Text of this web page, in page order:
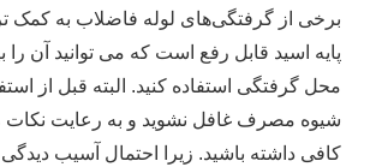
برخی از گرفتگی‌های لوله فاضلاب به کمک
پایه اسید قابل رفع است که می توانید آن را
محل گرفتگی استفاده کنید. البته قبل از
شیوه مصرف غافل نشوید و به رعایت نکات
کافی داشته باشید. زیرا احتمال آسیب دیدگی